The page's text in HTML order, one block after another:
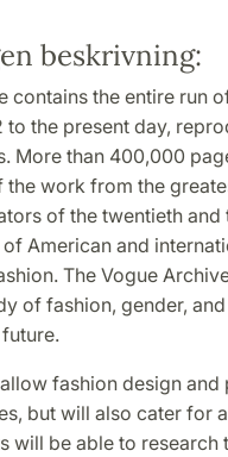
beskrivning:
contains the entire run
to the present day,
More than 400,000
the work from the
of the twentieth
American and
The Vogue
of fashion, gender,
fashion design
but will also cater for
will be able to research